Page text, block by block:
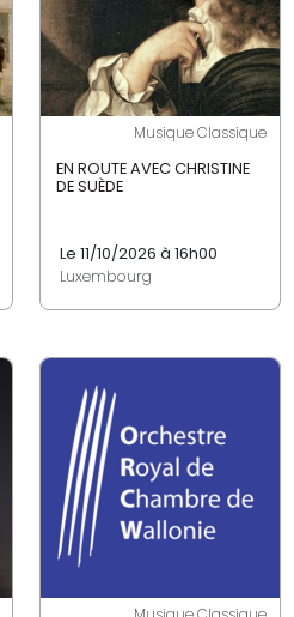
Musique Classique
EN ROUTE AVEC CHRISTINE
DE SUÈDE
Le 11/10/2026 à 16h00
Luxembourg